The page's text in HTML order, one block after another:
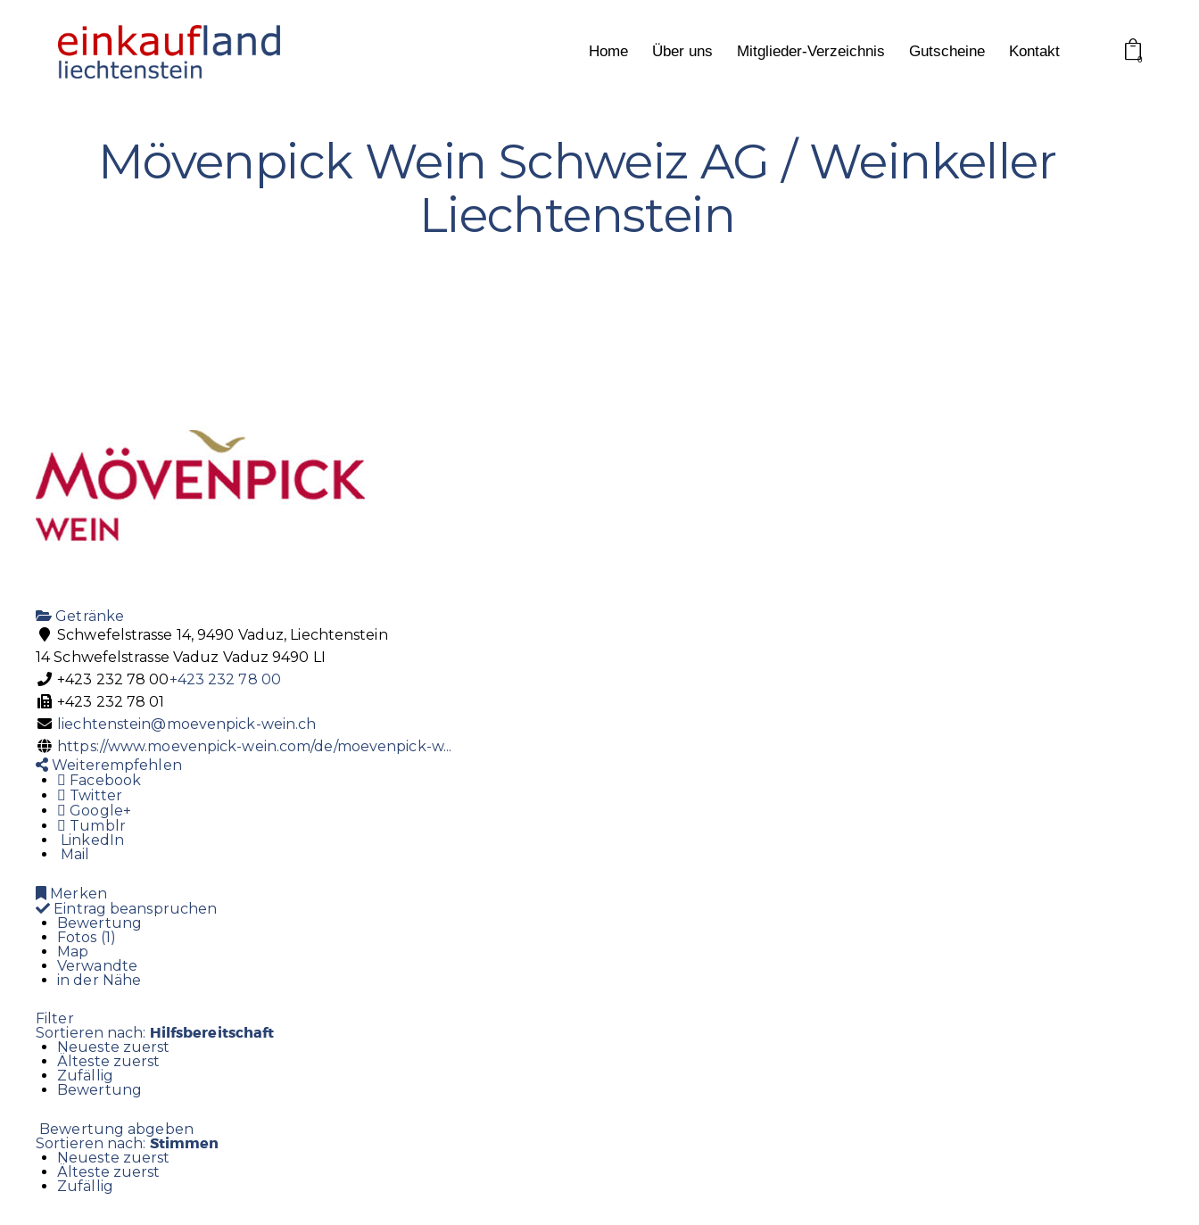
Home Über uns Mitglieder-Verzeichnis Gutscheine Kontakt 0
Mövenpick Wein Schweiz AG / Weinkeller
Liechtenstein
Getränke
Schwefelstrasse 14, 9490 Vaduz, Liechtenstein
14 Schwefelstrasse Vaduz Vaduz 9490 LI
+423 232 78 00+423 232 78 00
+423 232 78 01
liechtenstein@moevenpick-wein.ch
https://www.moevenpick-wein.com/de/moevenpick-w...
Weiterempfehlen
Facebook
Twitter
Google+
Tumblr
LinkedIn
Mail
Merken
Eintrag beanspruchen
Bewertung
Fotos (1)
Map
Verwandte
in der Nähe
Filter
Sortieren nach: Hilfsbereitschaft
Neueste zuerst
Älteste zuerst
Zufällig
Bewertung
Bewertung abgeben
Sortieren nach: Stimmen
Neueste zuerst
Älteste zuerst
Zufällig